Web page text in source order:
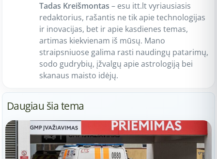
Tadas Kreišmontas – esu itt.lt vyriausiasis
redaktorius, rašantis ne tik apie technologijas
ir inovacijas, bet ir apie kasdienes temas,
artimas kiekvienam iš mūsų. Mano
straipsniuose galima rasti naudingų patarimų,
sodo gudrybių, įžvalgų apie astrologiją bei
skanaus maisto idėjų.
Daugiau šia tema